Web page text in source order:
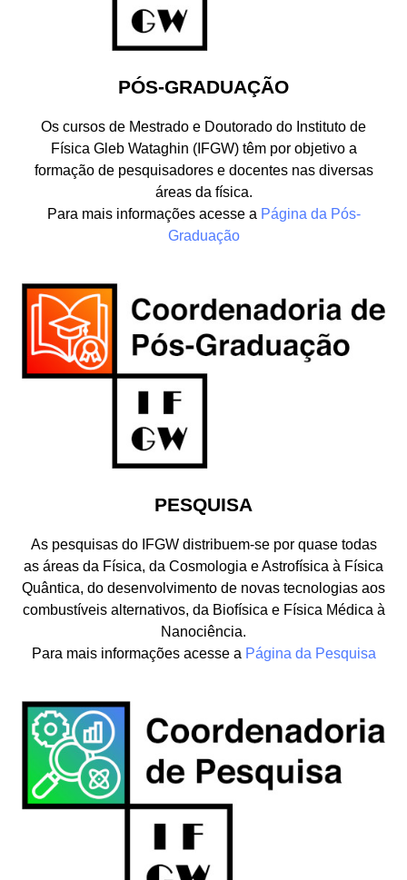
PÓS-GRADUAÇÃO
Os cursos de Mestrado e Doutorado do Instituto de
Física Gleb Wataghin (IFGW) têm por objetivo a
formação de pesquisadores e docentes nas diversas
áreas da física.
Para mais informações acesse a Página da Pós-
Graduação
PESQUISA
As pesquisas do IFGW distribuem-se por quase todas
as áreas da Física, da Cosmologia e Astrofísica à Física
Quântica, do desenvolvimento de novas tecnologias aos
combustíveis alternativos, da Biofísica e Física Médica à
Nanociência.
Para mais informações acesse a Página da Pesquisa